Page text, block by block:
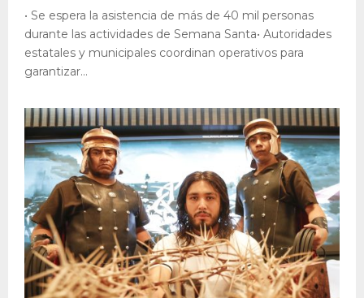
• Se espera la asistencia de más de 40 mil personas
durante las actividades de Semana Santa• Autoridades
estatales y municipales coordinan operativos para
garantizar...